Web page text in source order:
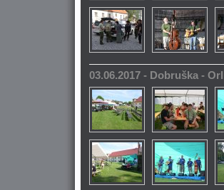
03.06.2017 - Dobruška -